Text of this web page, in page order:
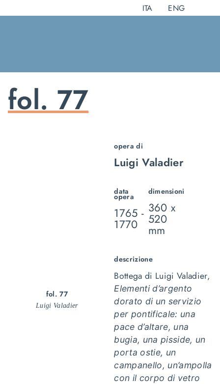
al
ITA ENG
fol. 77
fol. 77
Luigi Valadier
opera di
Luigi Valadier
data
opera
1765 -
1770
dimensioni
360 x
520
mm
descrizione
Bottega di Luigi Valadier,
Elementi d’argento
dorato di un servizio
per pontificale: una
pace d’altare, una
bugia, una pisside, un
porta ostie, un
campanello, un’ampolla
con il corpo di vetro